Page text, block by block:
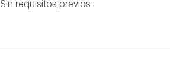
Sin requisitos previos.